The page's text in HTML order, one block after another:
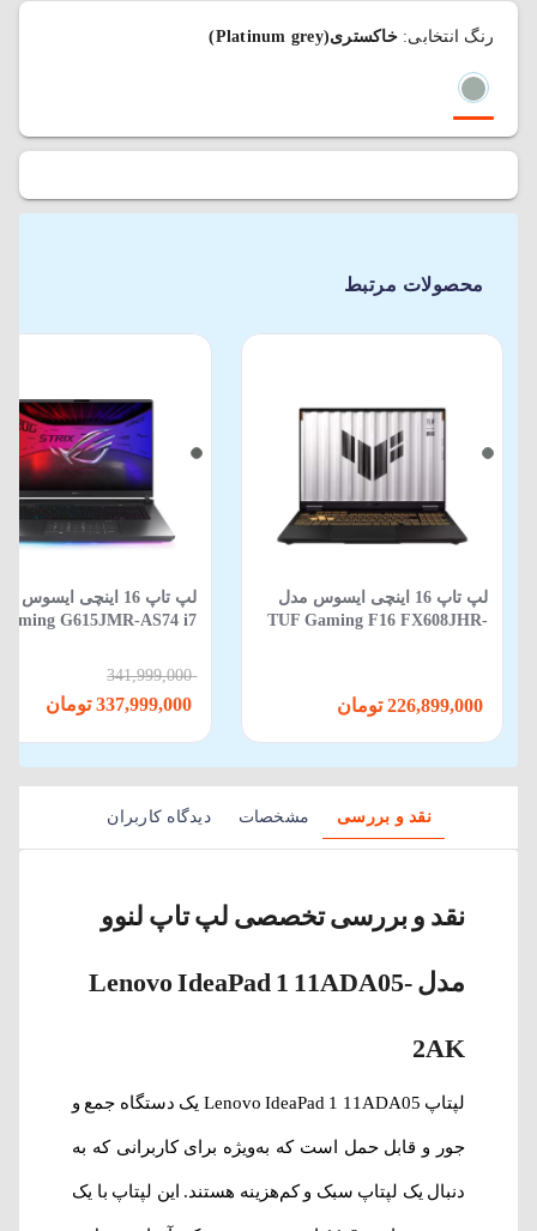
رنگ انتخابی:خاکستری(Platinum grey)
محصولات مرتبط
لپ تاپ 16 اینچی ایسوس مدل
TUF Gaming F16 FX608JHR-
لپ‌ تاپ 16 اینچی ایسوس
G615JMR-AS74 i7
RTX5060-WIN 11
341,999,000
نقد و بررسی مشخصات دیدگاه کاربران
نقد و بررسی تخصصی لپ تاپ لنوو
مدل Lenovo IdeaPad 1 11ADA05-
2AK
لپتاپ Lenovo IdeaPad 1 11ADA05 یک دستگاه جمع و
جور و قابل حمل است که به‌ویژه برای کاربرانی که به
دنبال یک لپتاپ سبک و کم‌هزینه هستند. این لپتاپ با یک